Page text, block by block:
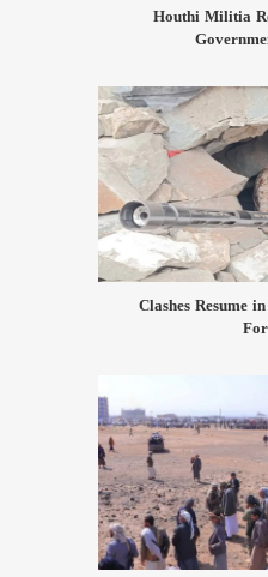
Houthi Militia
Clashes Resume